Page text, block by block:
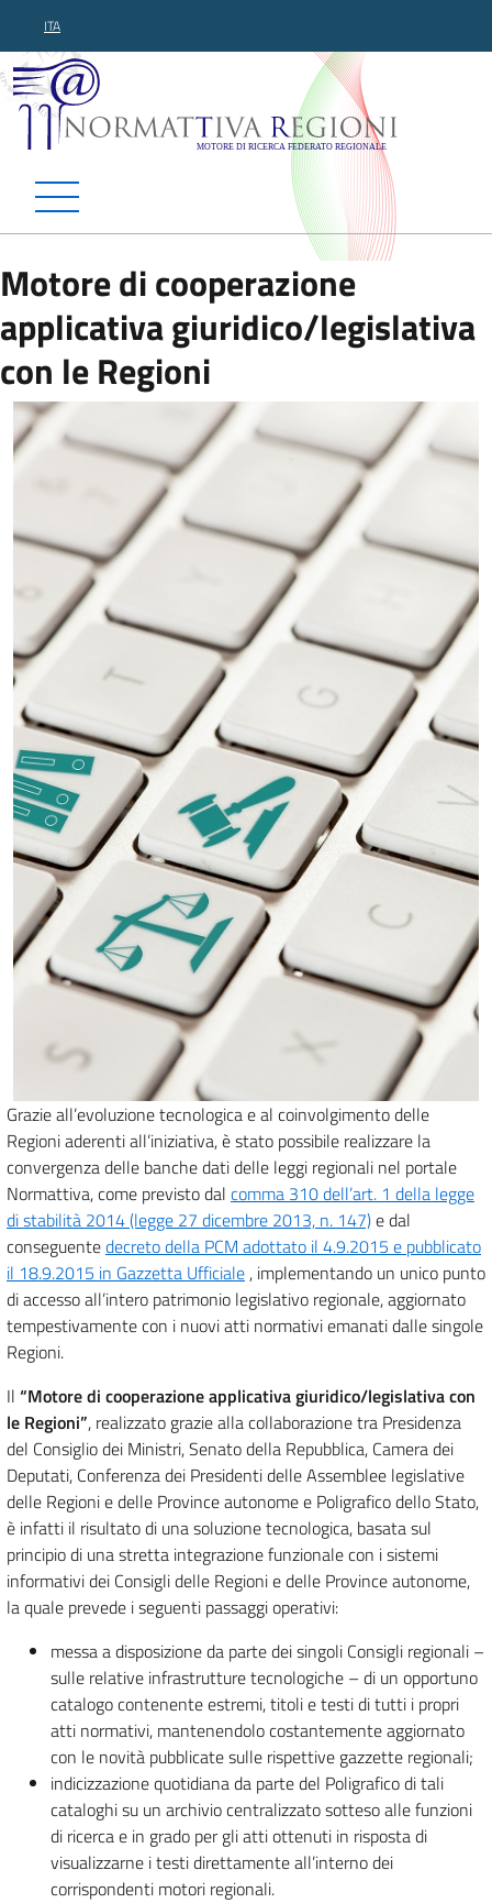
ITA
Normattiva Regioni -
Motore di cooperazione
applicativa giuridico/legislativa
con le Regioni
Grazie all’evoluzione tecnologica e al coinvolgimento delle
Regioni aderenti all’iniziativa, è stato possibile realizzare la
convergenza delle banche dati delle leggi regionali nel portale
Normattiva, come previsto dal comma 310 dell’art. 1 della legge
di stabilità 2014 (legge 27 dicembre 2013, n. 147)e dal
conseguentedecreto della PCM adottato il 4.9.2015 e pubblicato
il 18.9.2015 in Gazzetta Ufficiale , implementando un unico punto
di accesso all’intero patrimonio legislativo regionale, aggiornato
tempestivamente con i nuovi atti normativi emanati dalle singole
Regioni.
Il “Motore di cooperazione applicativa giuridico/legislativa con
le Regioni”, realizzato grazie alla collaborazione tra Presidenza
del Consiglio dei Ministri, Senato della Repubblica, Camera dei
Deputati, Conferenza dei Presidenti delle Assemblee legislative
delle Regioni e delle Province autonome e Poligrafico dello Stato,
è infatti il risultato di una soluzione tecnologica, basata sul
principio di una stretta integrazione funzionale con i sistemi
informativi dei Consigli delle Regioni e delle Province autonome,
la quale prevede i seguenti passaggi operativi:
messa a disposizione da parte dei singoli Consigli regionali –
sulle relative infrastrutture tecnologiche – di un opportuno
catalogo contenente estremi, titoli e testi di tutti i propri
atti normativi, mantenendolo costantemente aggiornato
con le novità pubblicate sulle rispettive gazzette regionali;
indicizzazione quotidiana da parte del Poligrafico di tali
cataloghi su un archivio centralizzato sotteso alle funzioni
di ricerca e in grado per gli atti ottenuti in risposta di
visualizzarne i testi direttamente all’interno dei
corrispondenti motori regionali.